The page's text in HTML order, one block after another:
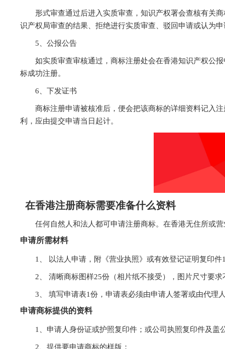
形式审查通过后进入实质审查，知识产权署会查核有关
识产权局审查的结果、拒绝进行实质审查、驳回申请或认为
5、公报公告
如实质审查审核通过，商标注册处会在香港知识产权公
标成功注册。
6、下发证书
商标注册申请被核准后，便会把该商标的详细资料记入
利，应由提交申请当日起计。
在香港注册商标需要准备什么资料
任何自然人和法人都可申请注册商标。在香港无住所或
申请所需材料
1、 以法人申请，附《营业执照》或有效登记证明复印
2、 清晰商标图样25份（相片纸不接受），图片尺寸要求
3、 填写申请表1份，申请表必须由申请人签署或由代理
申请商标提供的资料
1、申请人身份证或护照复印件；或公司执照复印件及盖
2、提供要申请商标的样版；